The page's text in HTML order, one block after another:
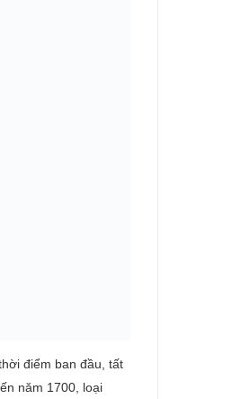
điểm ban đầu, tất
năm 1700, loại